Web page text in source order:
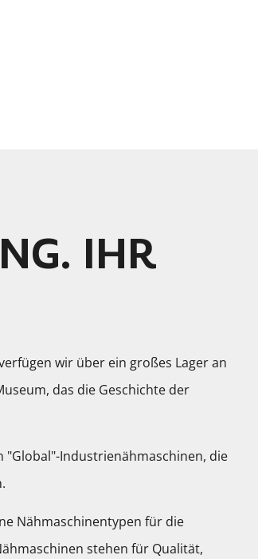
IHR
wir über ein großes Lager an
das die Geschichte der
"Global"-Industrienähmaschinen, die
Nähmaschinentypen für die
stehen für Qualität,